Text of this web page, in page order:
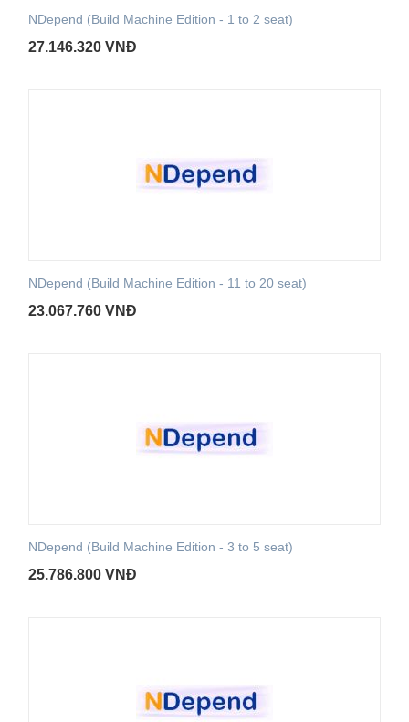
NDepend (Build Machine Edition - 1 to 2 seat)
27.146.320 VNĐ
NDepend (Build Machine Edition - 11 to 20 seat)
23.067.760 VNĐ
NDepend (Build Machine Edition - 3 to 5 seat)
25.786.800 VNĐ